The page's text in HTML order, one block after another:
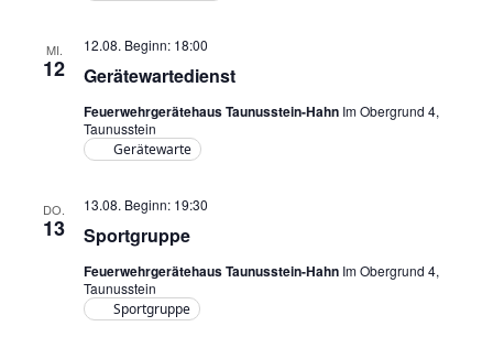
MI.
12 Gerätewartedienst
12.08. Beginn: 18:00
Feuerwehrgerätehaus Taunusstein-Hahn Im Obergrund 4,
Taunusstein
Gerätewarte
DO.
13 Sportgruppe
13.08. Beginn: 19:30
Feuerwehrgerätehaus Taunusstein-Hahn Im Obergrund 4,
Taunusstein
Sportgruppe